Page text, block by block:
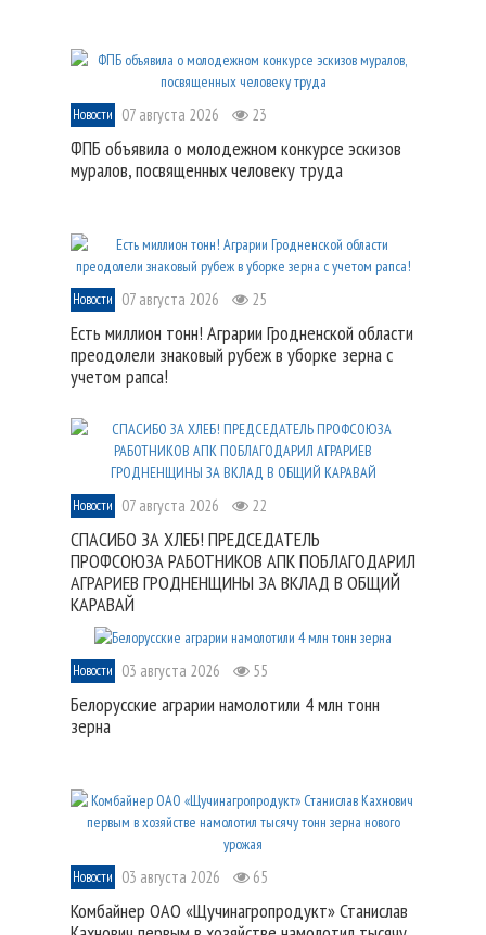
Новости 07 августа 2026 23
ФПБ объявила о молодежном конкурсе эскизов
муралов, посвященных человеку труда
Новости 07 августа 2026 25
Есть миллион тонн! Аграрии Гродненской области
преодолели знаковый рубеж в уборке зерна с
учетом рапса!
Новости 07 августа 2026 22
СПАСИБО ЗА ХЛЕБ! ПРЕДСЕДАТЕЛЬ
ПРОФСОЮЗА РАБОТНИКОВ АПК ПОБЛАГОДАРИЛ
АГРАРИЕВ ГРОДНЕНЩИНЫ ЗА ВКЛАД В ОБЩИЙ
КАРАВАЙ
Новости 03 августа 2026 55
Белорусские аграрии намолотили 4 млн тонн
зерна
Новости 03 августа 2026 65
Комбайнер ОАО «Щучинагропродукт» Станислав